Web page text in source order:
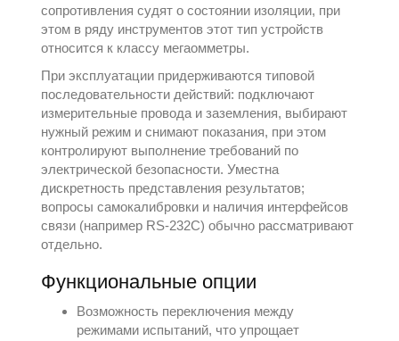
сопротивления судят о состоянии изоляции, при
этом в ряду инструментов этот тип устройств
относится к классу мегаомметры.
При эксплуатации придерживаются типовой
последовательности действий: подключают
измерительные провода и заземления, выбирают
нужный режим и снимают показания, при этом
контролируют выполнение требований по
электрической безопасности. Уместна
дискретность представления результатов;
вопросы самокалибровки и наличия интерфейсов
связи (например RS-232C) обычно рассматривают
отдельно.
Функциональные опции
Возможность переключения между
режимами испытаний, что упрощает